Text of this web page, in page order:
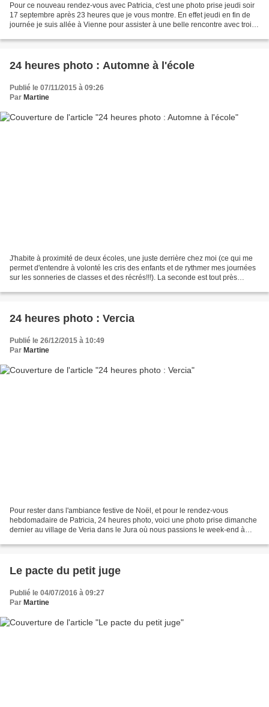
Pour ce nouveau rendez-vous avec Patricia, c'est une photo prise jeudi soir
17 septembre après 23 heures que je vous montre. En effet jeudi en fin de
journée je suis allée à Vienne pour assister à une belle rencontre avec trois
24 heures photo : Automne à l'école
Publié le 07/11/2015 à 09:26
Par Martine
J'habite à proximité de deux écoles, une juste derrière chez moi (ce qui me
permet d'entendre à volonté les cris des enfants et de rythmer mes journées
sur les sonneries de classes et des récrés!!!). La seconde est tout près
24 heures photo : Vercia
Publié le 26/12/2015 à 10:49
Par Martine
Pour rester dans l'ambiance festive de Noël, et pour le rendez-vous
hebdomadaire de Patricia, 24 heures photo, voici une photo prise dimanche
dernier au village de Veria dans le Jura où nous passions le week-end à
Le pacte du petit juge
Publié le 04/07/2016 à 09:27
Par Martine